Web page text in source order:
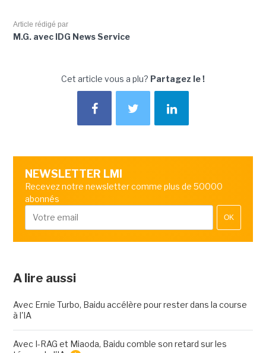
Article rédigé par
M.G. avec IDG News Service
Cet article vous a plu? Partagez le !
NEWSLETTER LMI
Recevez notre newsletter comme plus de 50000
abonnés
OK
A lire aussi
Avec Ernie Turbo, Baidu accélère pour rester dans la course
à l'IA
Avec I-RAG et Miaoda, Baidu comble son retard sur les